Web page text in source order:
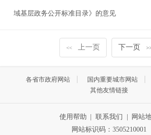
域基层政务公开标准目录》的意见
<< 上一页 下一页
各省市政府网站 国内重要城市网站
其他友情链接
使用帮助 联系我们
网站
网站标识码：3505210001